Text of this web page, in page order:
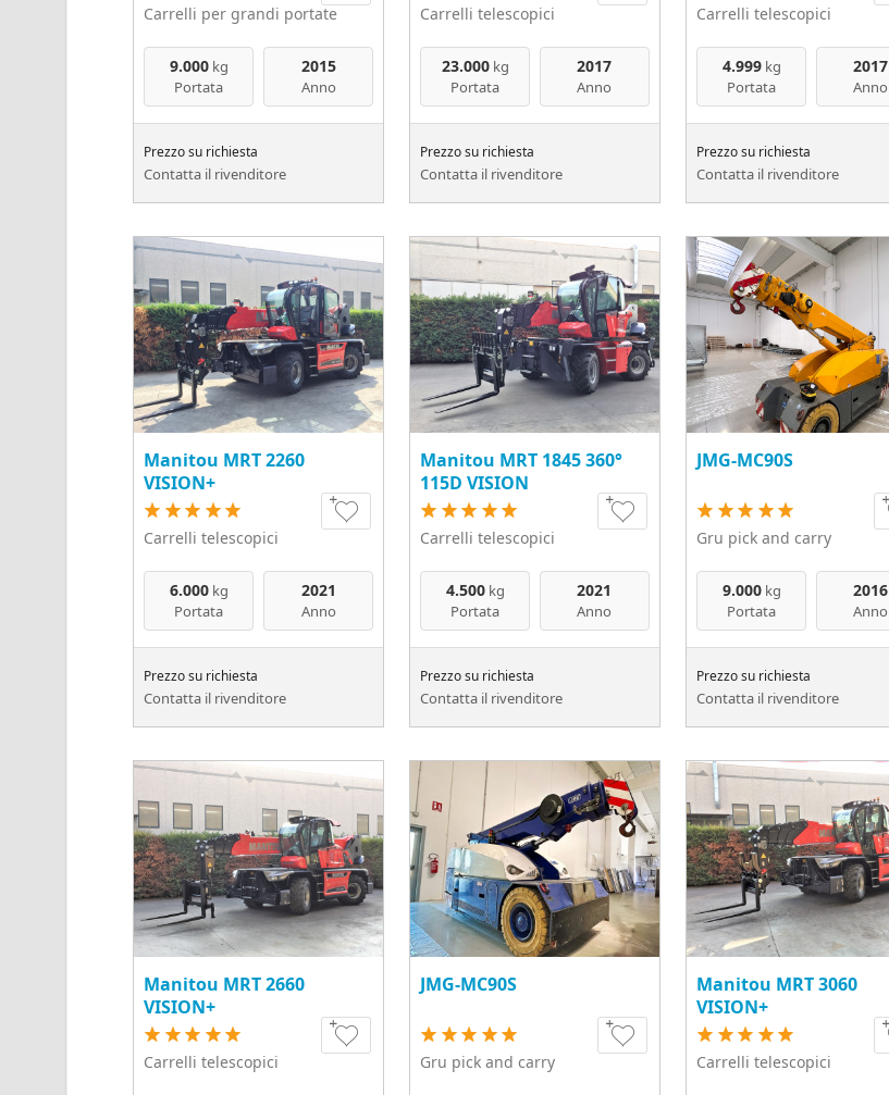
Carrelli per grandi portate
9.000kg
Portata
2015
Anno
Prezzo su richiesta
Contatta il rivenditore
Carrelli telescopici
23.000kg
Portata
2017
Anno
Prezzo su richiesta
Contatta il rivenditore
Carrelli telescopici
4.999kg
Portata
2017
Anno
Prezzo su richiesta
Contatta il rivenditore
Manitou MRT 2260
VISION+
Carrelli telescopici
6.000kg
Portata
2021
Anno
Prezzo su richiesta
Contatta il rivenditore
Manitou MRT 1845 360°
115D VISION
Carrelli telescopici
4.500kg
Portata
2021
Anno
Prezzo su richiesta
Contatta il rivenditore
JMG-MC90S
Gru pick and carry
9.000kg
Portata
2016
Anno
Prezzo su richiesta
Contatta il rivenditore
Manitou MRT 2660
VISION+
Carrelli telescopici
JMG-MC90S
Gru pick and carry
Manitou MRT 3060
VISION+
Carrelli telescopici